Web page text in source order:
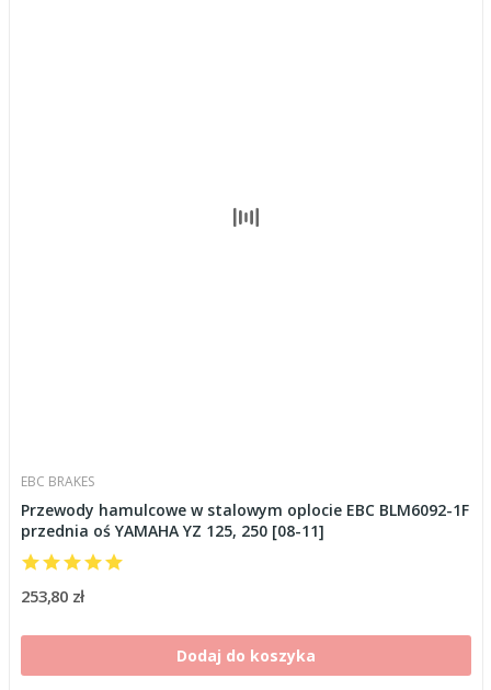
EBC BRAKES
Przewody hamulcowe w stalowym oplocie EBC BLM6092-1F
przednia oś YAMAHA YZ 125, 250 [08-11]
253,80 zł
Dodaj do koszyka